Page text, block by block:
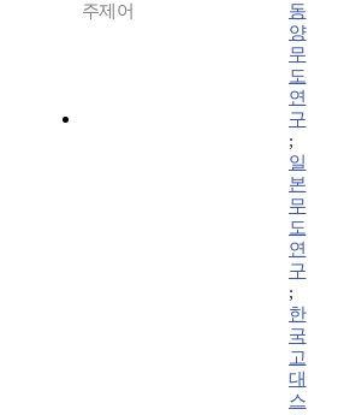
주제어
동
양
무
도
연
구
;
일
본
무
도
연
구
;
한
국
고
대
스